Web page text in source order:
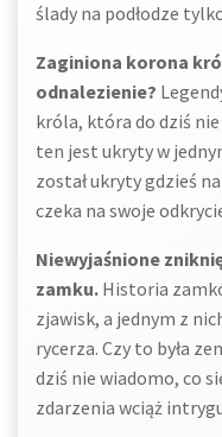
ślady na podłodze
Zaginiona korona
odnalezienie?
króla, która do dziś
ten jest ukryty w
został ukryty gdzieś
czeka na swoje
Niewyjaśnione
zamku. Historia
zjawisk, a jednym z
rycerza. Czy to była
dziś nie wiadomo, co
zdarzenia wciąż